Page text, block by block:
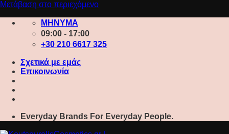
Μετάβαση στο περιεχόμενο
ΜΗΝΥΜΑ
09:00 - 17:00
+30 210 6617 325
Σχετικά με εμάς
Επικοινωνία
Everyday Brands For Everyday People.